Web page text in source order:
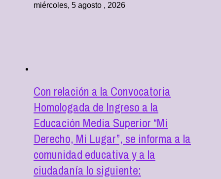
miércoles, 5 agosto , 2026
Con relación a la Convocatoria
Homologada de Ingreso a la
Educación Media Superior “Mi
Derecho, Mi Lugar”, se informa a la
comunidad educativa y a la
ciudadanía lo siguiente: